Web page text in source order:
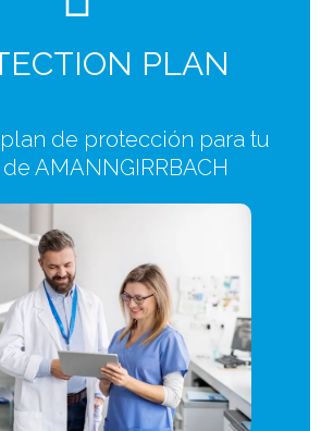
PLAN
de protección para tu
AMANNGIRRBACH